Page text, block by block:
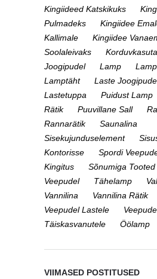
Kingiideed Katskikuks
Pulmadeks
Kingiidee
Kallimale
Kingiidee
Soolaleivaks
Joogipudel
Lamp
Lamptäht
Laste
Lastetuppa
Puidust Lamp
Rätik
Puuvillane Sall
Rannarätik
Saunalina
Sisekujunduselement
Kontorisse
Spordi
Kingitus
Sõnumiga Tooted
Veepudel
Tähelamp
Vannilina
Vannilina Rätik
Veepudel Lastele
Täiskasvanutele
Öölamp
VIIMASED POSTITUSED